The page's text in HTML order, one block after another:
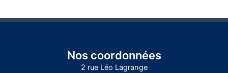
Nos coordonnées
2 rue Léo Lagrange